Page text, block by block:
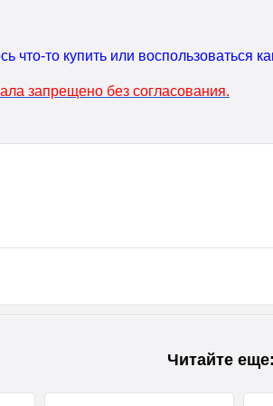
что-то купить или воспользоваться
запрещено без согласования.
Читайте еще: